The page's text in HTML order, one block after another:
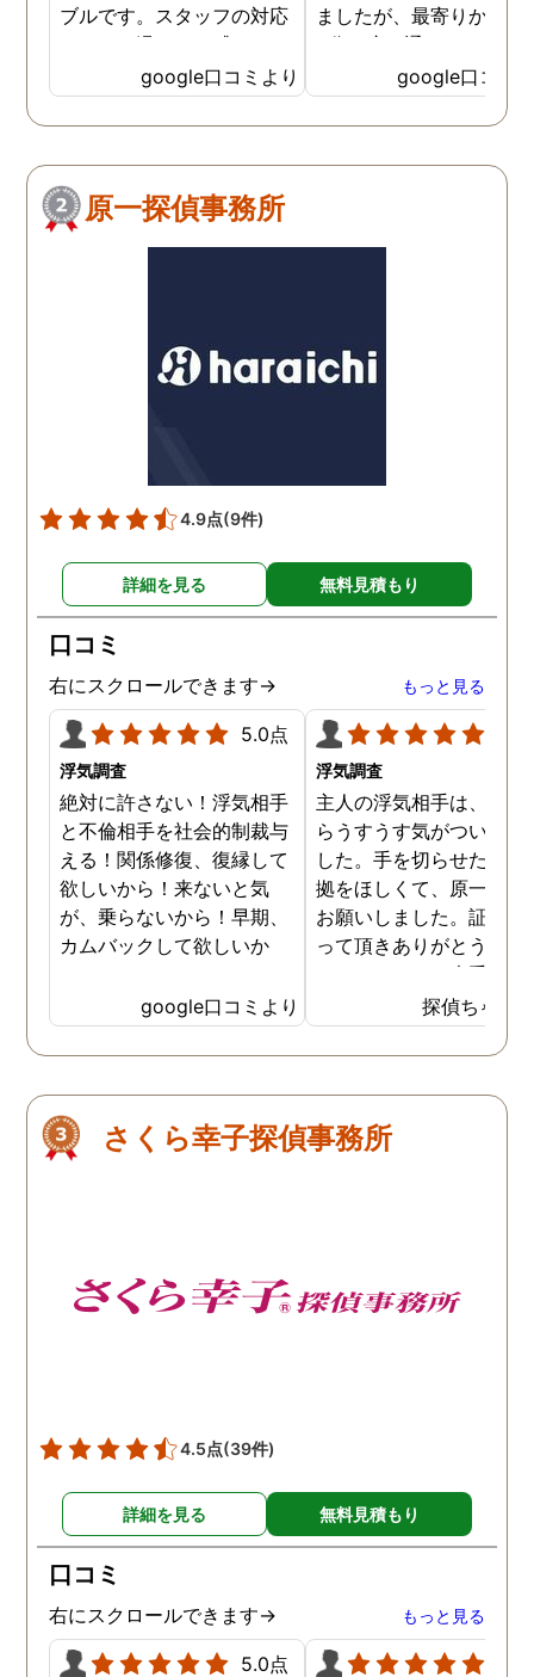
ブルです。スタッフの対応
なんかも温かみを感じま
す。はじめからこちらにす
ればよかったです😢 …
google口コミより
ましたが、最寄りから徒
3分程度で通いやすかっ
google口コミ
原一探偵事務所
4.9点(9件)
詳細を見る 無料見積もり
口コミ
右にスクロールできます→ もっと見る
5.0点
浮気調査
絶対に許さない！浮気相手
と不倫相手を社会的制裁与
える！関係修復、復縁して
欲しいから！来ないと気
が、乗らないから！早期、
カムバックして欲しいか
google口コミより
浮気調査
主人の浮気相手は、以前
らうすうす気がついてい
した。手を切らせたくて
拠をほしくて、原一さん
お願いしました。証拠を
って頂きありがとうござ
ました。やはり大手の会
は違いますね。探偵ちゃん
さくら幸子探偵事務所
4.5点(39件)
詳細を見る 無料見積もり
口コミ
右にスクロールできます→ もっと見る
5.0点